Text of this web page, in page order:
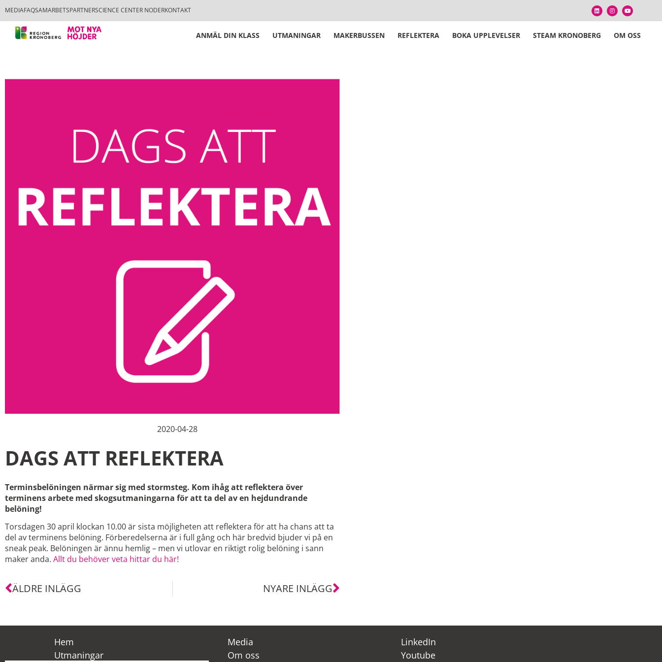
MEDIAFAQSAMARBETSPARTNERSCIENCE CENTER NODERKONTAKT
ANMÄL DIN KLASS UTMANINGAR MAKERBUSSEN REFLEKTERA BOKA UPPLEVELSER STEAM KRONOBERG OM OSS
2020-04-28
DAGS ATT REFLEKTERA
Terminsbelöningen närmar sig med stormsteg. Kom ihåg att reflektera över
terminens arbete med skogsutmaningarna för att ta del av en hejdundrande
belöning!
Torsdagen 30 april klockan 10.00 är sista möjligheten att reflektera för att ha chans att ta
del av terminens belöning. Förberedelserna är i full gång och här bredvid bjuder vi på en
sneak peak. Belöningen är ännu hemlig – men vi utlovar en riktigt rolig belöning i sann
maker anda. Allt du behöver veta hittar du här!
ÄLDRE INLÄGG NYARE INLÄGG
Hem
Utmaningar
Media
Om oss
LinkedIn
Youtube